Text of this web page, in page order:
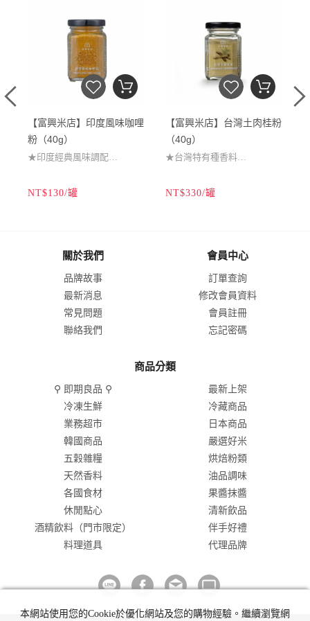
【富興米店】印度風味咖哩
粉（40g）
★印度經典風味調配
★料理醃製多元應用
NT$130/罐
【富興米店】台灣土肉桂粉
（40g）
★台灣特有種香料
★香氣濃郁風味辛甜
NT$330/罐
關於我們
品牌故事
最新消息
常見問題
聯絡我們
會員中心
訂單查詢
修改會員資料
會員註冊
忘記密碼
商品分類
⚲ 即期良品 ⚲
最新上架
冷凍生鮮
冷藏商品
業務超市
日本商品
韓國商品
嚴選好米
五穀雜糧
烘焙粉類
天然香料
油品調味
各國食材
果醬抹醬
休閒點心
清新飲品
酒精飲料（門市限定）
伴手好禮
料理道具
代理品牌
本網站使用您的Cookie於優化網站及您的購物經驗。繼續瀏覽網